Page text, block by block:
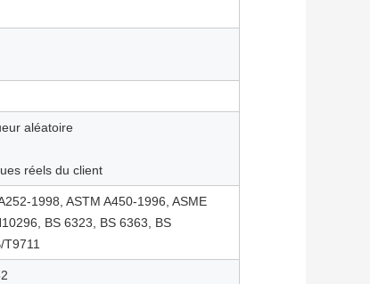
aléatoire
réels du client
1998, ASTM A450-1996, ASME
BS 6323, BS 6363, BS
T9711